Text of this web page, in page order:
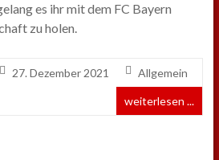
es ihr mit dem FC Bayern
zu holen.
27. Dezember 2021 Allgemein
weiterlesen ...